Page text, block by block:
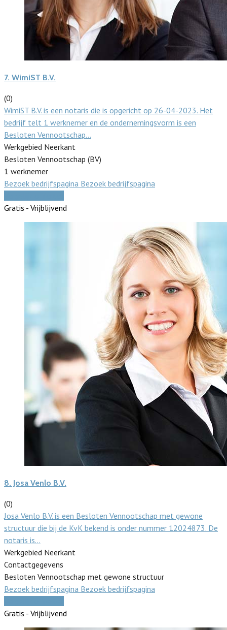
7. WimiST B.V.
(0)
WimiST B.V. is een notaris die is opgericht op 26-04-2023. Het
bedrijf telt 1 werknemer en de ondernemingsvorm is een
Besloten Vennootschap…
Werkgebied Neerkant
Besloten Vennootschap (BV)
1 werknemer
Bezoek bedrijfspagina Bezoek bedrijfspagina
Gratis - Vrijblijvend
8. Josa Venlo B.V.
(0)
Josa Venlo B.V. is een Besloten Vennootschap met gewone
structuur die bij de KvK bekend is onder nummer 12024873. De
notaris is…
Werkgebied Neerkant
Contactgegevens
Besloten Vennootschap met gewone structuur
Bezoek bedrijfspagina Bezoek bedrijfspagina
Gratis - Vrijblijvend